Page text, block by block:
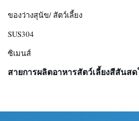
ของว่างสุนัข/ สัตว์เลี้ยง
SUS304
ซิเมนส์
สายการผลิตอาหารสัตว์เลี้ยงสีสันส